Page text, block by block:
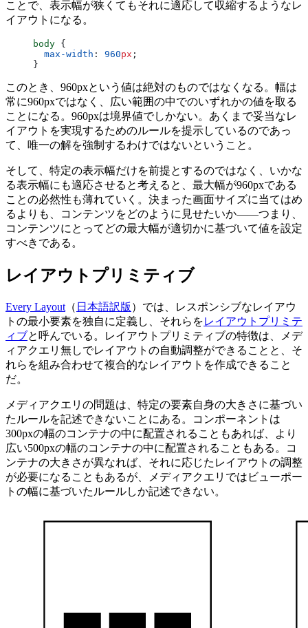
ことで、表示幅が狭くてもそれに適応して収縮するようなレ
イアウトになる。
body {
  max-width
: 960px ;
}
このとき、960pxという値は絶対のものではなくなる。幅は
常に960pxではなく、広い範囲の中でのいずれかの値を取る
ことになる。960pxは境界値でしかない。あくまで妥当なレ
イアウトを実現するためのルールを提示しているのであっ
て、唯一の解を強制するわけではないということ。
そして、特定の表示幅だけを前提とするのではなく、いかな
る表示幅にも適応させると考えると、最大幅が960pxである
ことの必然性も薄れていく。決まった画面サイズに当てはめ
るよりも、コンテンツをどのように見せたいか——つまり、
コンテンツにとってどの最大幅が適切かに基づいて値を設定
すべきである。
レイアウトプリミティブ
Every Layout （ 日本語訳版 ）では、レスポンシブなレイアウ
トの最小要素を独自に定義し、それらをレイアウトプリミテ
ィブと呼んでいる。レイアウトプリミティブの特徴は、メデ
ィアクエリ無しでレイアウトの自動調整ができることと、そ
れらを組み合わせて複合的なレイアウトを作成できること
だ。
メディアクエリの問題は、特定の要素自身の大きさに基づい
たルールを記述できないことにある。コンポーネントは
300pxの幅のコンテナの中に配置されることもあれば、より
広い500pxの幅のコンテナの中に配置されることもある。コ
ンテナの大きさが異なれば、それに応じたレイアウトの調整
が必要になることもあるが、メディアクエリではビューポー
トの幅に基づいたルールしか記述できない。